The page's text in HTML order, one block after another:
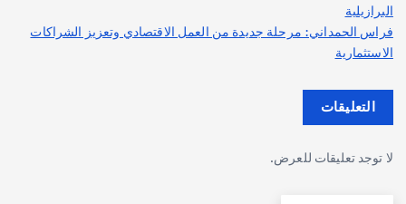
البرازيلية
فراس الحمداني: مرحلة جديدة من العمل الاقتصادي وتعزيز الشراكات
الاستثمارية
التعليقات
لا توجد تعليقات للعرض.